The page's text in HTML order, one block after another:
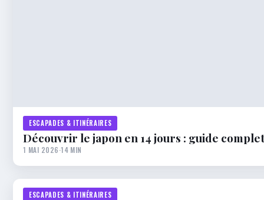
ESCAPADES & ITINÉRAIRES
Découvrir le japon en 14 jours : guide
1 MAI 2026·14 MIN
ESCAPADES & ITINÉRAIRES